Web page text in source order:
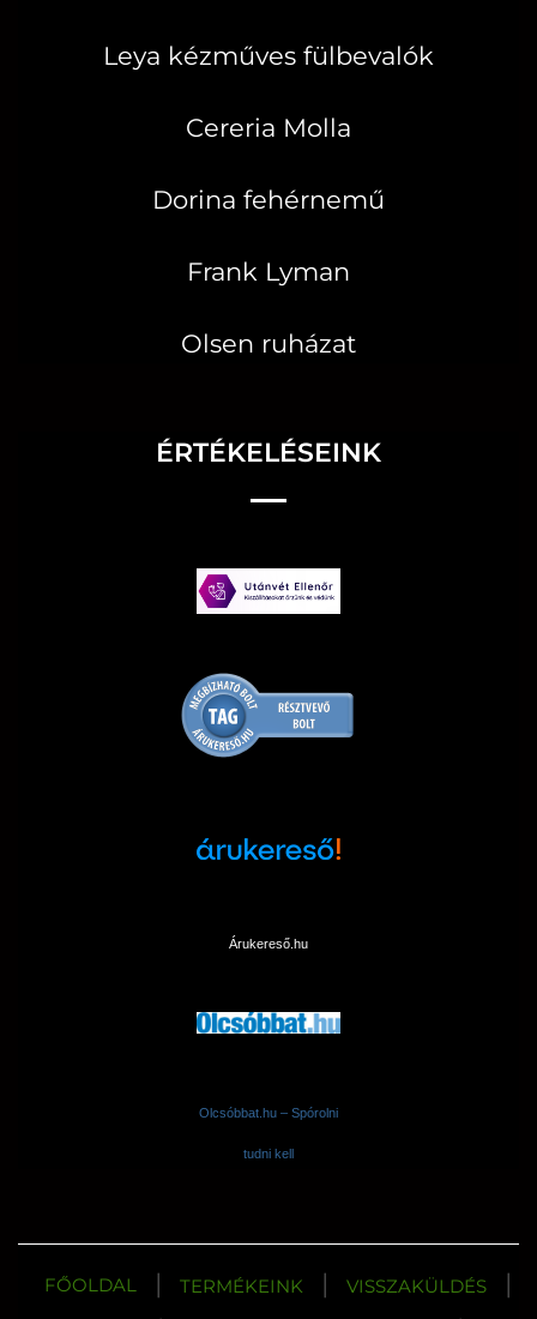
Leya kézműves fülbevalók
Cereria Molla
Dorina fehérnemű
Frank Lyman
Olsen ruházat
ÉRTÉKELÉSEINK
Árukereső.hu
Olcsóbbat.hu – Spórolni
tudni kell
FŐOLDAL | TERMÉKEINK | VISSZAKÜLDÉS
|